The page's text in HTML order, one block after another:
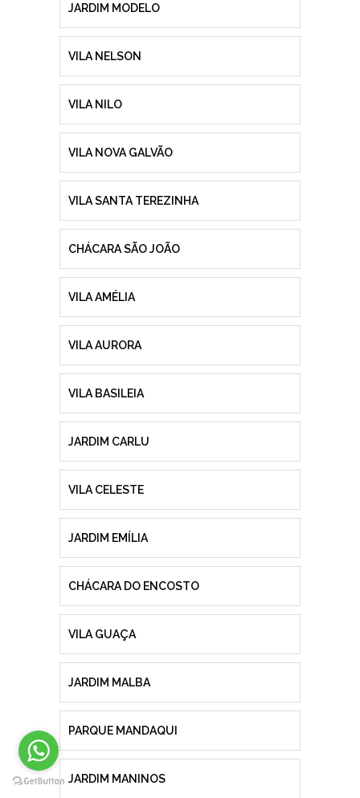
JARDIM MODELO
VILA NELSON
VILA NILO
VILA NOVA GALVÃO
VILA SANTA TEREZINHA
CHÁCARA SÃO JOÃO
VILA AMÉLIA
VILA AURORA
VILA BASILEIA
JARDIM CARLU
VILA CELESTE
JARDIM EMÍLIA
CHÁCARA DO ENCOSTO
VILA GUAÇA
JARDIM MALBA
PARQUE MANDAQUI
JARDIM MANINOS